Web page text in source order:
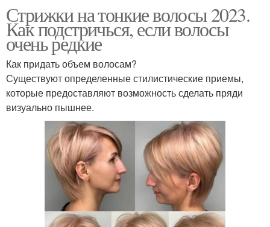
Стрижки на тонкие волосы 2023.
Как подстричься, если волосы
очень редкие
Как придать объем волосам?
Существуют определенные стилистические приемы,
которые предоставляют возможность сделать пряди
визуально пышнее.